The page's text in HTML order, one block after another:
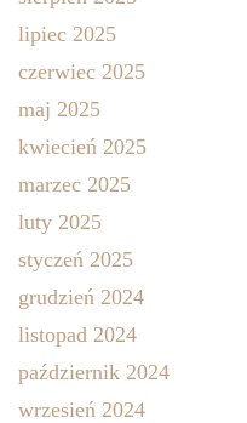
lipiec 2025
czerwiec 2025
maj 2025
kwiecień 2025
marzec 2025
luty 2025
styczeń 2025
grudzień 2024
listopad 2024
październik 2024
wrzesień 2024